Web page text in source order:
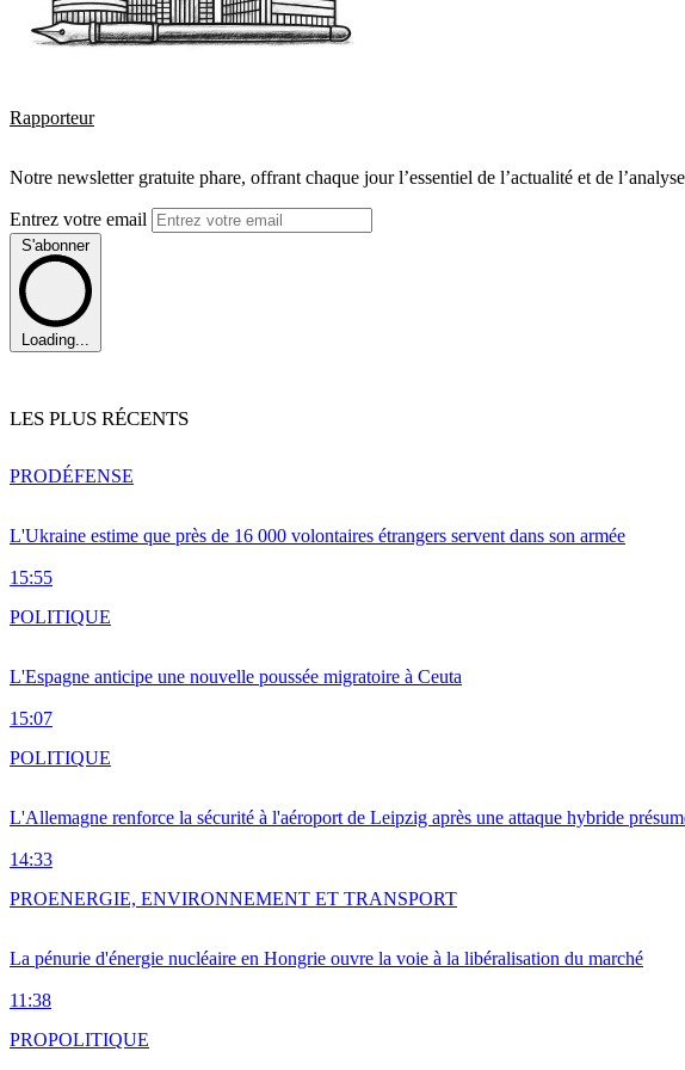
Rapporteur
Notre newsletter gratuite phare, offrant chaque jour l’essentiel de l’actualité et de
Entrez votre email
S'abonner
Loading...
LES PLUS RÉCENTS
L'Ukraine estime que près de 16 000 volontaires étrangers servent dans son armée
15:55
PRODÉFENSE
L'Espagne anticipe une nouvelle poussée migratoire à Ceuta
15:07
POLITIQUE
L'Allemagne renforce la sécurité à l'aéroport de Leipzig après une attaque hybride
14:33
POLITIQUE
La pénurie d'énergie nucléaire en Hongrie ouvre la voie à la libéralisation du marché
11:38
PROENERGIE, ENVIRONNEMENT ET TRANSPORT
PROPOLITIQUE